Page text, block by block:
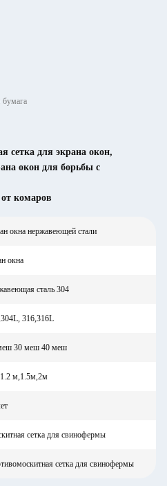
бумага
сетка для экрана окон,
окон для борьбы с
комаров
окна нержавеющей стали
окна
сталь 304
316,316L
30 меш 40 меш
м,1.5м,2м
сетка для свинофермы
сетка для свинофермы